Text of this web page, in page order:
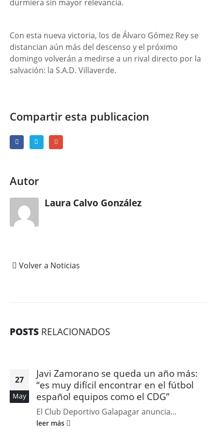
durmiera sin mayor relevancia.
Con esta nueva victoria, los de Álvaro Gómez Rey se
distancian aún más del descenso y el próximo
domingo volverán a medirse a un rival directo por la
salvación: la S.A.D. Villaverde.
Compartir esta publicacion
Autor
Laura Calvo González
Volver a Noticias
POSTS RELACIONADOS
27
May
Javi Zamorano se queda un año más:
“es muy difícil encontrar en el fútbol
español equipos como el CDG”
El Club Deportivo Galapagar anuncia...
leer más